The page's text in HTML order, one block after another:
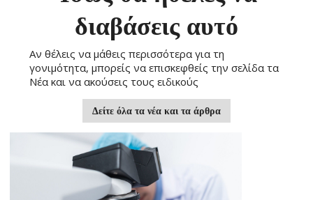
διαβάσεις αυτό
Αν θέλεις να μάθεις περισσότερα για τη
γονιμότητα, μπορείς να επισκεφθείς την σελίδα τα
Νέα και να ακούσεις τους ειδικούς
Δείτε όλα τα νέα και τα άρθρα